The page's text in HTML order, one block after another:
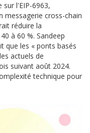
sur l'EIP-6963,
messagerie cross-chain
réduire la
à 60 %. Sandeep
que les « ponts basés
actuels de
suivant août 2024.
technique pour